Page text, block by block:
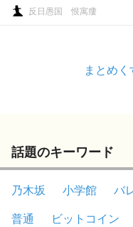
唆
反日愚国 恨寓瘻
まとめ
話題のキーワード
乃木坂 小学館 バ
普通
ビットコイン